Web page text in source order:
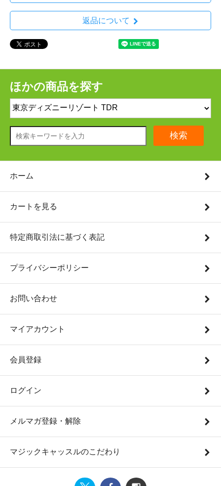
返品について
ほかの商品を探す
検索
ホーム
カートを見る
特定商取引法に基づく表記
プライバシーポリシー
お問い合わせ
マイアカウント
会員登録
ログイン
メルマガ登録・解除
マジックキャッスルのこだわり